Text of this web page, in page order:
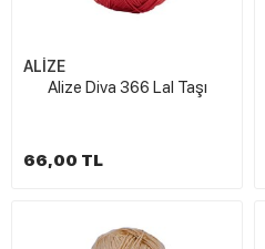
ALİZE
Alize Diva 366 Lal Taşı
66,00 TL